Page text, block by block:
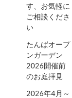
す、お気軽に
ご相談くださ
い
たんばオープ
ンガーデン
2026開催前
のお庭拝見
2026年4月～